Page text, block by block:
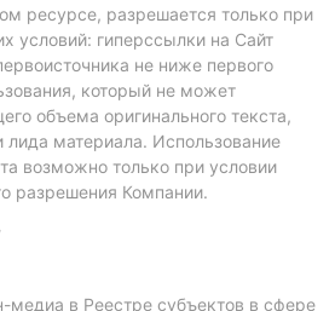
ресурсе, разрешается только при
условий: гиперссылки на Сайт
не ниже первого
который не может
объема оригинального текста,
лида материала. Использование
возможно только при условии
разрешения Компании.
медиа в Реестре субъектов в сфере